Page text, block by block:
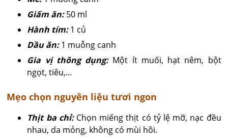
Giấm ăn:50 ml
Hành tím:1 củ
Dầu ăn:1 muỗng canh
Gia vị thông dụng:Một ít muối, hạt nêm, bột
ngọt, tiêu,…
Mẹo chọn nguyên liệu tươi ngon
Thịt ba chỉ:Chọn miếng thịt có tỷ lệ mỡ, nạc đều
nhau, da mỏng, không có mùi hôi.